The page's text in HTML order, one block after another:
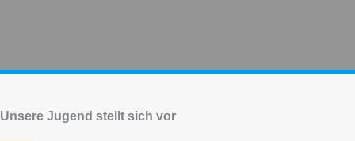
Unsere Jugend stellt sich vor